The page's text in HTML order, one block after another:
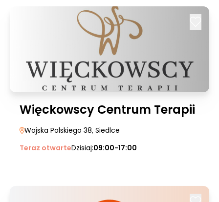
Więckowscy Centrum Terapii
Wojska Polskiego 38, Siedlce
Teraz otwarteDzisiaj:09:00-17:00